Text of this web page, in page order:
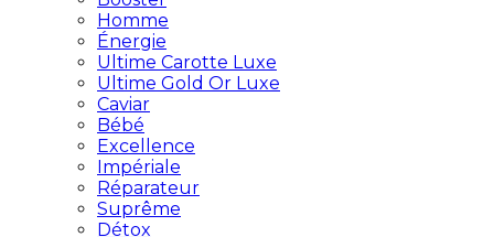
Homme
Énergie
Ultime Carotte Luxe
Ultime Gold Or Luxe
Caviar
Bébé
Excellence
Impériale
Réparateur
Suprême
Détox